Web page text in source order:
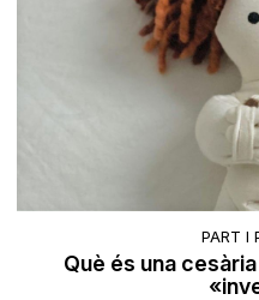
PART I
Què és una